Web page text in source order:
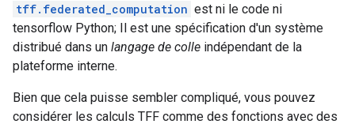
tff.federated_computation est ni le code ni
tensorflow Python; Il est une spécification d'un système
distribué dans un langage de colle indépendant de la
plateforme interne.
Bien que cela puisse sembler compliqué, vous pouvez
considérer les calculs TFF comme des fonctions avec des